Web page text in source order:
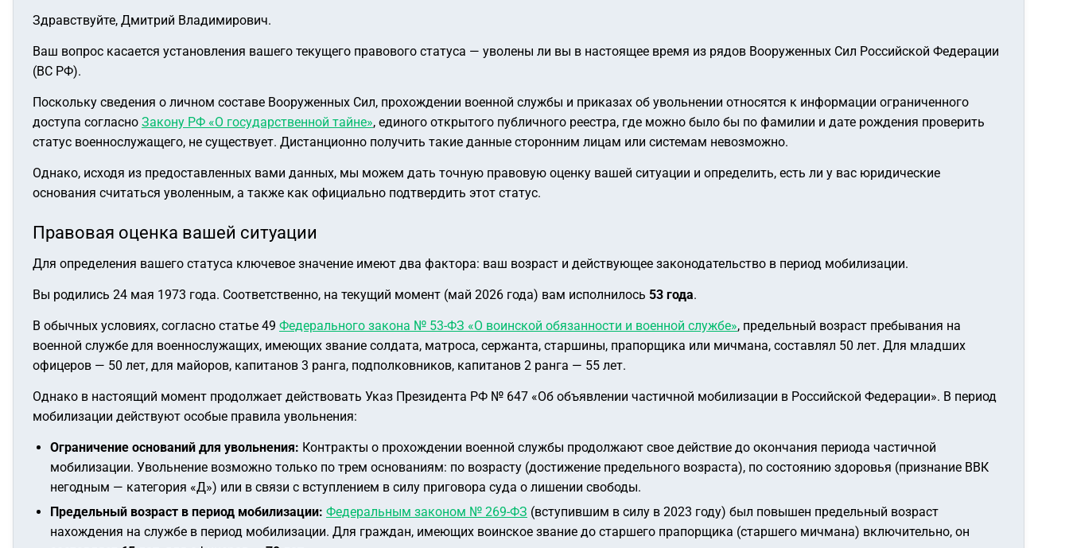
Здравствуйте, Дмитрий Владимирович.
Ваш вопрос касается установления вашего текущего правового статуса — уволены ли вы в настоящее время из рядов Вооруженных Сил Российской Федерации
(ВС РФ).
Поскольку сведения о личном составе Вооруженных Сил, прохождении военной службы и приказах об увольнении относятся к информации ограниченного
доступа согласно Закону РФ «О государственной тайне», единого открытого публичного реестра, где можно было бы по фамилии и дате рождения проверить
статус военнослужащего, не существует. Дистанционно получить такие данные сторонним лицам или системам невозможно.
Однако, исходя из предоставленных вами данных, мы можем дать точную правовую оценку вашей ситуации и определить, есть ли у вас юридические
основания считаться уволенным, а также как официально подтвердить этот статус.
Правовая оценка вашей ситуации
Для определения вашего статуса ключевое значение имеют два фактора: ваш возраст и действующее законодательство в период мобилизации.
Вы родились 24 мая 1973 года. Соответственно, на текущий момент (май 2026 года) вам исполнилось 53 года.
В обычных условиях, согласно статье 49 Федерального закона № 53-ФЗ «О воинской обязанности и военной службе», предельный возраст пребывания на
военной службе для военнослужащих, имеющих звание солдата, матроса, сержанта, старшины, прапорщика или мичмана, составлял 50 лет. Для младших
офицеров — 50 лет, для майоров, капитанов 3 ранга, подполковников, капитанов 2 ранга — 55 лет.
Однако в настоящий момент продолжает действовать Указ Президента РФ № 647 «Об объявлении частичной мобилизации в Российской Федерации». В период
мобилизации действуют особые правила увольнения:
Ограничение оснований для увольнения: Контракты о прохождении военной службы продолжают свое действие до окончания периода частичной
мобилизации. Увольнение возможно только по трем основаниям: по возрасту (достижение предельного возраста), по состоянию здоровья (признание ВВК
негодным — категория «Д») или в связи с вступлением в силу приговора суда о лишении свободы.
Предельный возраст в период мобилизации: Федеральным законом № 269-ФЗ (вступившим в силу в 2023 году) был повышен предельный возраст
нахождения на службе в период мобилизации. Для граждан, имеющих воинское звание до старшего прапорщика (старшего мичмана) включительно, он